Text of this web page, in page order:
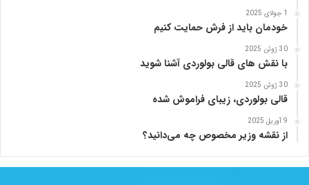
1 جولای 2025
خودمان باید از فرش حمایت کنیم
30 ژوئن 2025
با نقش های قالی بولوردی آشنا شوید
30 ژوئن 2025
قالی بولوردی، زیبای فراموش شده
9 آوریل 2025
از نقشه وزیر مخصوص چه می‌دانید؟